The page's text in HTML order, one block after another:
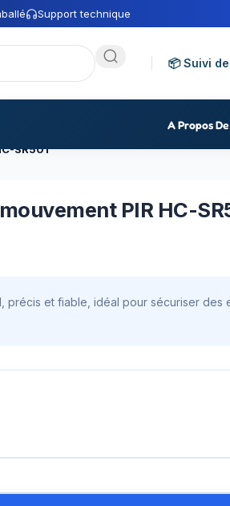
Support technique
📦 Suivi
A Propos
SR501
PIR HC-
précis et fiable, idéal pour sécuriser des